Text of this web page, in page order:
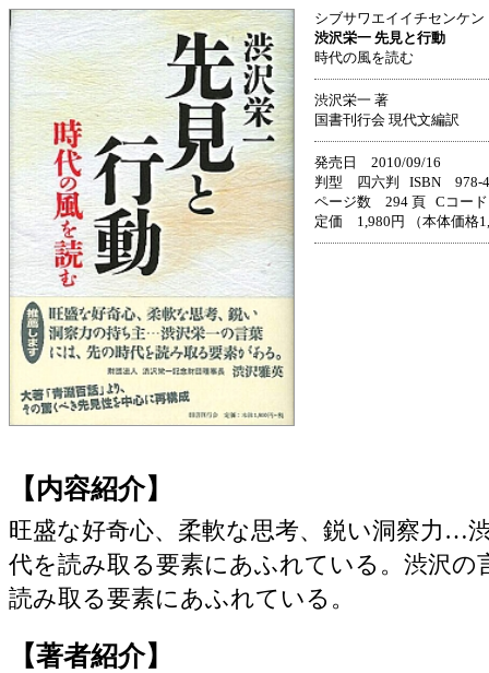
シブサワエイイチセンケン
渋沢栄一 先見と行動
時代の風を読む
渋沢栄一 著
国書刊行会 現代文編訳
発売日 2010/09/16
判型 四六判 ISBN 978-
ページ数 294 頁 Cコー
定価 1,980円 （本体価格
【内容紹介】
旺盛な好奇心、柔軟な思考、鋭い洞察力…
代を読み取る要素にあふれている。渋沢の
読み取る要素にあふれている。
【著者紹介】